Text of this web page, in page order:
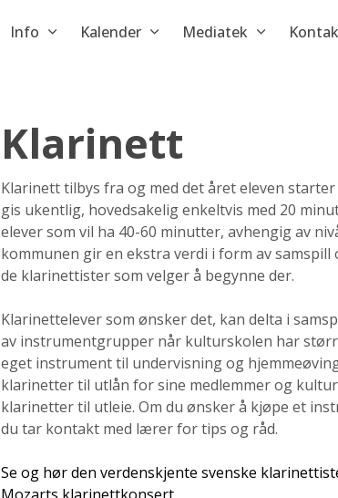
Info Kalender Mediatek
Klarinett
Klarinett tilbys fra og med det året eleven starter
gis ukentlig, hovedsakelig enkeltvis med 20
elever som vil ha 40-60 minutter, avhengig av
kommunen gir en ekstra verdi i form av
de klarinettister som velger å begynne der.
Klarinettelever som ønsker det, kan delta i
av instrumentgrupper når kulturskolen har
eget instrument til undervisning og
klarinetter til utlån for sine medlemmer og
klarinetter til utleie. Om du ønsker å kjøpe et
du tar kontakt med lærer for tips og råd.
Se og hør den verdenskjente svenske